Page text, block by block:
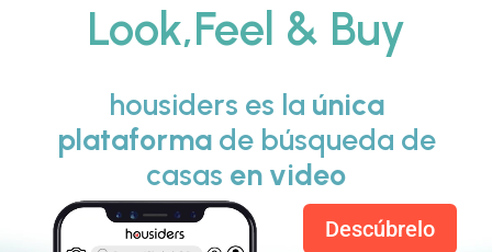
Look,Feel & Buy
housiders es la única
plataforma de búsqueda de
casas en video
Descúbrelo